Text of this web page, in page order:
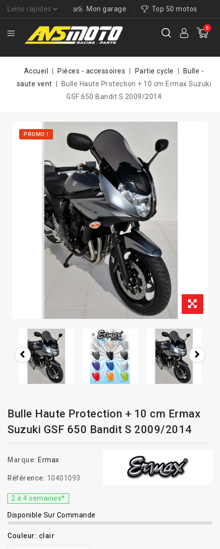
Liens rapides Mon garage Top 50 motos
0
Accueil Pièces - accessoires Partie cycle
Bulle -
saute vent
Bulle Haute Protection + 10 cm Ermax Suzuki
GSF 650 Bandit S 2009/2014
PROMO !
Bulle Haute Protection + 10 cm Ermax
Suzuki GSF 650 Bandit S 2009/2014
Marque: Ermax
Référence: 10401093
2 à 4 semaines*
Disponible Sur Commande
Couleur: clair